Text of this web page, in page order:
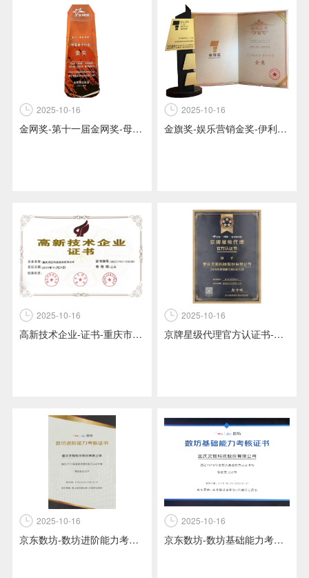
2025-10-16
金网奖-第十一届金网奖-母婴亲子行业-金奖-奖杯-新国货品誉双赢之伊利金领冠国货奶粉质领未来数字营销项目-金网奖组委会颁发
2025-10-16
金旗奖-娱乐营销金奖-伊利金领冠+妻子旅行2全域整合营销项目-金旗奖组委会颁发
2025-10-16
高新技术企业-证书-重庆市科技局+重庆市财政局+国家税务总局重庆市税务局颁发
2025-10-16
京牌星级代理官方认证书-京牌五星认证代理 -京东京准通京牌代理颁发
2025-10-16
京东数坊-数坊进阶能力考核证书-京东零售之商业提升事业部之代理商运营部颁发
2025-10-16
京东数坊-数坊基础能力考核证书-京东零售之商业提升事业部之代理商运营部颁发